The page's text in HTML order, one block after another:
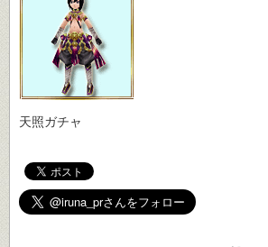
天照ガチャ